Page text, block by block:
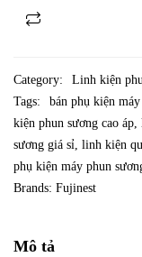
Category:
Linh kiện
Tags:
bán phụ kiện
kiện phun sương cao áp,
sương giá sỉ, linh kiện
phụ kiện máy phun
Brands: Fujinest
Mô tả